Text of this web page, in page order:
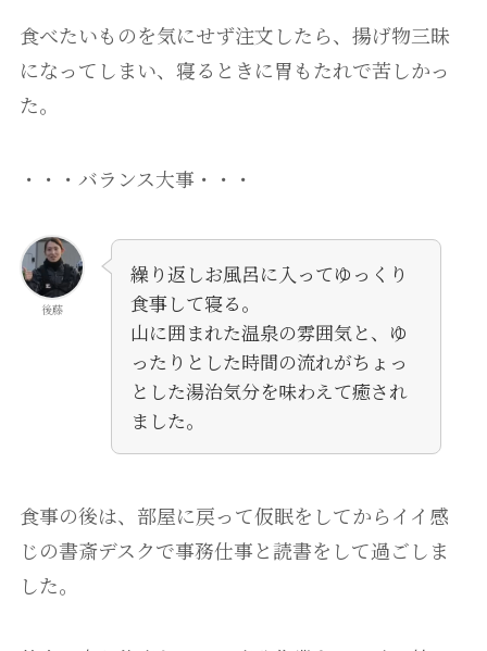
食べたいものを気にせず注文したら、揚げ物三昧
になってしまい、寝るときに胃もたれで苦しかっ
た。
・・・バランス大事・・・
後藤
繰り返しお風呂に入ってゆっくり
食事して寝る。
山に囲まれた温泉の雰囲気と、ゆ
ったりとした時間の流れがちょっ
とした湯治気分を味わえて癒され
ました。
食事の後は、部屋に戻って仮眠をしてからイイ感
じの書斎デスクで事務仕事と読書をして過ごしま
した。